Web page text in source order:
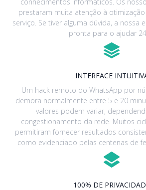
prestaram muita atenção à
serviço. Se tiver alguma dúvida, a nossa
pronta para o ajudar
INTERFACE
Um hack remoto do WhatsApp por
demora normalmente entre 5 e 20
valores podem variar,
congestionamento da rede. Muitos
permitiram fornecer resultados
como evidenciado pelas centenas de
100% DE